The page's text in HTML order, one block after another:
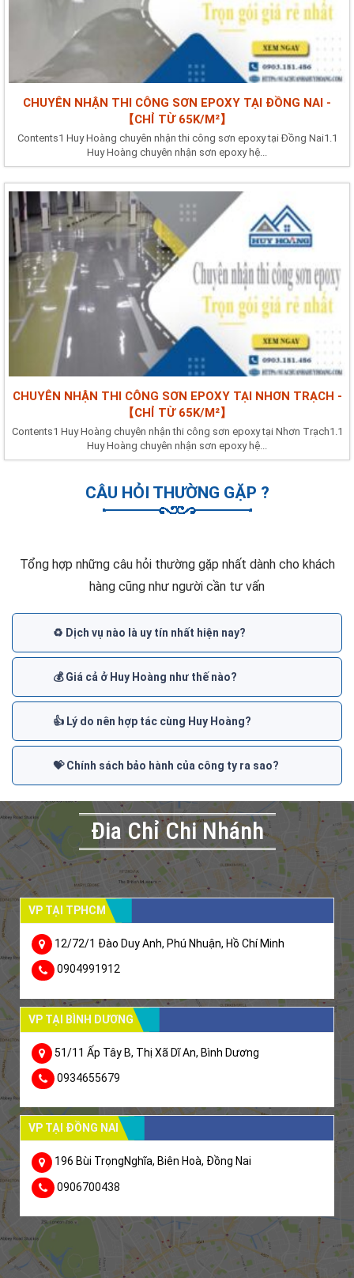
CHUYÊN NHẬN THI CÔNG SƠN EPOXY TẠI ĐỒNG NAI -
【CHỈ TỪ 65K/M²】
Contents1 Huy Hoàng chuyên nhận thi công sơn epoxy tại Đồng Nai1.1
Huy Hoàng chuyên nhận sơn epoxy hệ...
CHUYÊN NHẬN THI CÔNG SƠN EPOXY TẠI NHƠN TRẠCH -
【CHỈ TỪ 65K/M²】
Contents1 Huy Hoàng chuyên nhận thi công sơn epoxy tại Nhơn Trạch1.1
Huy Hoàng chuyên nhận sơn epoxy hệ...
CÂU HỎI THƯỜNG GẶP ?
Tổng hợp những câu hỏi thường gặp nhất dành cho khách
hàng cũng như người cần tư vấn
♻️ Dịch vụ nào là uy tín nhất hiện nay?
💰 Giá cả ở Huy Hoàng như thế nào?
👍 Lý do nên hợp tác cùng Huy Hoàng?
💝 Chính sách bảo hành của công ty ra sao?
Đia Chỉ Chi Nhánh
VP TẠI TPHCM
12/72/1 Đào Duy Anh, Phú Nhuận, Hồ Chí Minh
0904991912
VP TẠI BÌNH DƯƠNG
51/11 Ấp Tây B, Thị Xã Dĩ An, Bình Dương
0934655679
VP TẠI ĐỒNG NAI
196 Bùi TrọngNghĩa, Biên Hoà, Đồng Nai
0906700438